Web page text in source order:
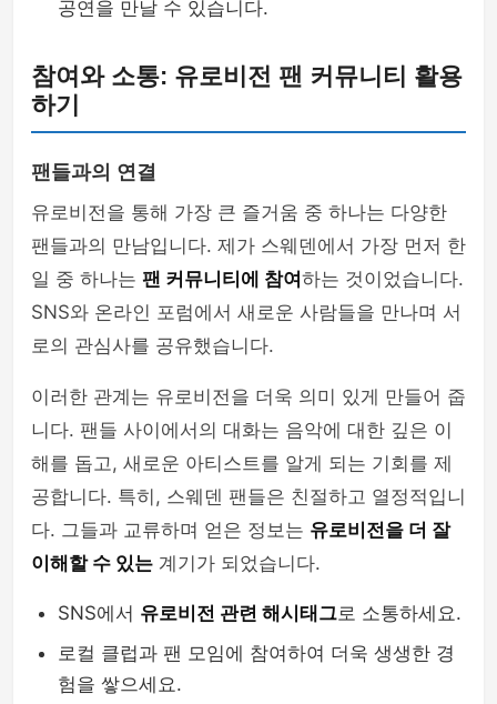
공연을 만날 수 있습니다.
참여와 소통: 유로비전 팬 커뮤니티 활용
하기
팬들과의 연결
유로비전을 통해 가장 큰 즐거움 중 하나는 다양한
팬들과의 만남입니다. 제가 스웨덴에서 가장 먼저 한
일 중 하나는 팬 커뮤니티에 참여하는 것이었습니다.
SNS와 온라인 포럼에서 새로운 사람들을 만나며 서
로의 관심사를 공유했습니다.
이러한 관계는 유로비전을 더욱 의미 있게 만들어 줍
니다. 팬들 사이에서의 대화는 음악에 대한 깊은 이
해를 돕고, 새로운 아티스트를 알게 되는 기회를 제
공합니다. 특히, 스웨덴 팬들은 친절하고 열정적입니
다. 그들과 교류하며 얻은 정보는 유로비전을 더 잘
이해할 수 있는 계기가 되었습니다.
SNS에서 유로비전 관련 해시태그로 소통하세요.
로컬 클럽과 팬 모임에 참여하여 더욱 생생한 경
험을 쌓으세요.